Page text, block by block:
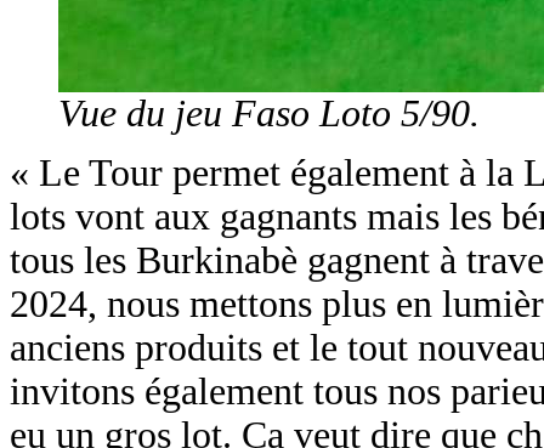
Vue du jeu Faso Loto 5/90.
« Le Tour permet également à la
lots vont aux gagnants mais les
tous les Burkinabè gagnent à
2024, nous mettons plus en
anciens produits et le tout
invitons également tous nos
eu un gros lot. Ça veut dire que